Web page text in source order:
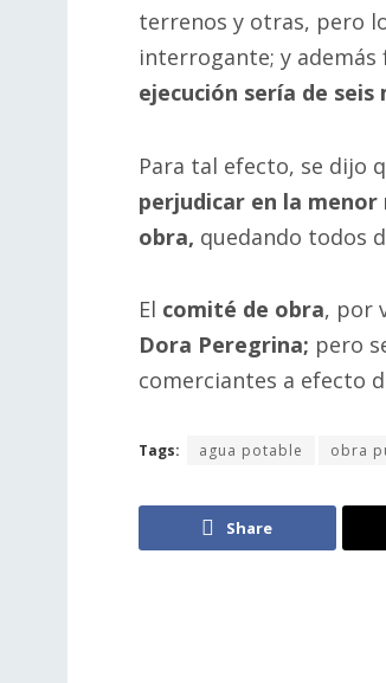
terrenos y otras, pero
interrogante; y
ejecución sería de seis
Para tal efecto, se dijo
perjudicar en la
obra, quedando todos
El comité de obra, por
Dora Peregrina; pero
comerciantes a efecto
Tags: agua potable obra
Share